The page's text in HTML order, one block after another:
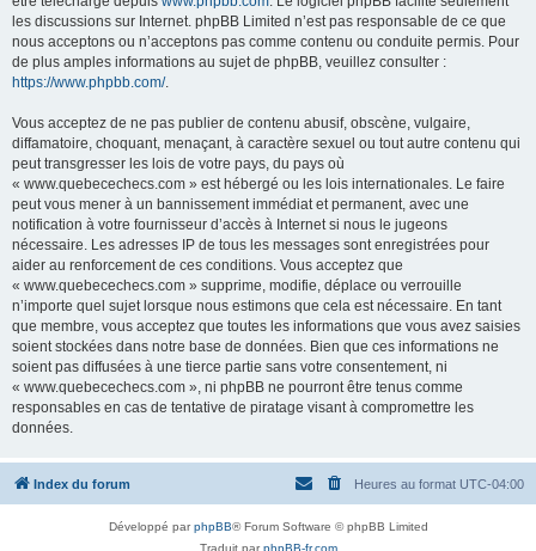
les discussions sur Internet. phpBB Limited n’est pas responsable de ce que
nous acceptons ou n’acceptons pas comme contenu ou conduite permis. Pour
de plus amples informations au sujet de phpBB, veuillez consulter :
https://www.phpbb.com/.
Vous acceptez de ne pas publier de contenu abusif, obscène, vulgaire,
diffamatoire, choquant, menaçant, à caractère sexuel ou tout autre contenu qui
peut transgresser les lois de votre pays, du pays où
« www.quebecechecs.com » est hébergé ou les lois internationales. Le faire
peut vous mener à un bannissement immédiat et permanent, avec une
notification à votre fournisseur d’accès à Internet si nous le jugeons
nécessaire. Les adresses IP de tous les messages sont enregistrées pour
aider au renforcement de ces conditions. Vous acceptez que
« www.quebecechecs.com » supprime, modifie, déplace ou verrouille
n’importe quel sujet lorsque nous estimons que cela est nécessaire. En tant
que membre, vous acceptez que toutes les informations que vous avez saisies
soient stockées dans notre base de données. Bien que ces informations ne
soient pas diffusées à une tierce partie sans votre consentement, ni
« www.quebecechecs.com », ni phpBB ne pourront être tenus comme
responsables en cas de tentative de piratage visant à compromettre les
données.
Index du forum Heures au format UTC-04:00
Développé parphpBB® Forum Software © phpBB Limited
Traduit parphpBB-fr.com